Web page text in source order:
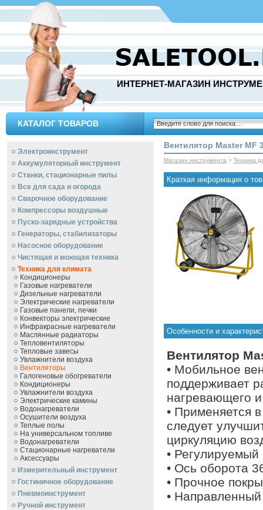
ИНТЕРНЕТ-МАГАЗИН
КАТАЛОГ ТОВАРОВ
Электроинструмент
Аккумуляторный инструмент
Станки, стационарные пилы
Все для сада и огорода
Сварочное оборудование
Компрессоры воздушные
Пуско-зарядные устройства
Генераторы, стабилизаторы
Насосное оборудование
Чистящая и моющая техника
Техника для климата
Кондиционеры
Газовые нагреватели
Дизельные нагреватели
Электрические нагреватели
Газовые панели, печки
Конвекторы электрические
Инфракрасные нагреватели
Маслянные радиаторы
Тепловентиляторы
Тепловые завесы
Увлажнители воздуха
Вентиляторы
Галогеновые обогреватели
Кондиционеры
Увлажнители воздуха
Электрические камины
Водонагреватели
Осушители воздуха
Теплые полы
На универсальном топливе
Водонагреватели
Стационарные нагреватели
Аксессуары
Измерительный инструмент
Гостиничное оборудование
Пневмоинструмент
Ручной инcтрумент
Вентилятор Master MF
Магазин инструмента > Техника
Краткая информация о
Особенности и
Вентилятор
• Мобильное
поддерживает
нагревающего
• Применяется
следует
циркуляцию
• Регулируемый
• Ось oборота
• Прочное
•